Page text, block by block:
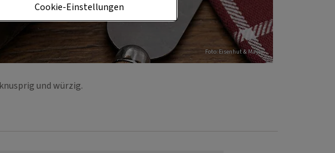
Foto: Eisenhut & Mayer
und würzig.
Cookie-Einstellungen